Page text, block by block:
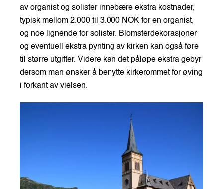
av organist og solister innebære ekstra kostnader,
typisk mellom 2.000 til 3.000 NOK for en organist,
og noe lignende for solister. Blomsterdekorasjoner
og eventuell ekstra pynting av kirken kan også føre
til større utgifter. Videre kan det påløpe ekstra gebyr
dersom man ønsker å benytte kirkerommet for øving
i forkant av vielsen.